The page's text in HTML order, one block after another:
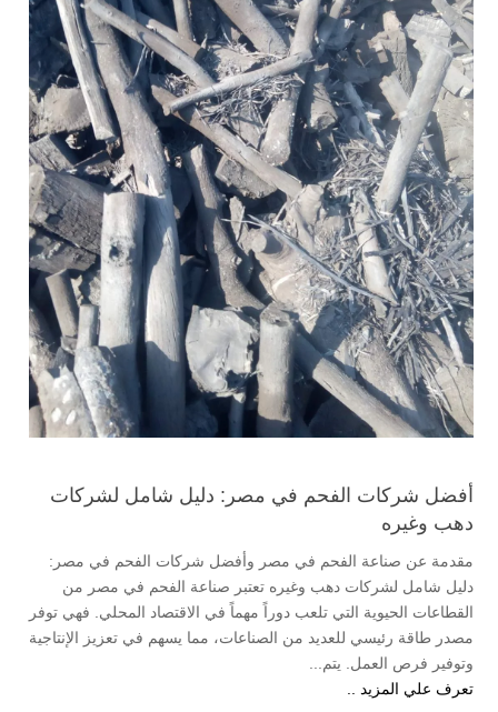
أفضل شركات الفحم في مصر: دليل شامل لشركات
دهب وغيره
مقدمة عن صناعة الفحم في مصر وأفضل شركات الفحم في مصر:
دليل شامل لشركات دهب وغيره تعتبر صناعة الفحم في مصر من
القطاعات الحيوية التي تلعب دوراً مهماً في الاقتصاد المحلي. فهي توفر
مصدر طاقة رئيسي للعديد من الصناعات، مما يسهم في تعزيز الإنتاجية
وتوفير فرص العمل. يتم...
تعرف علي المزيد ..